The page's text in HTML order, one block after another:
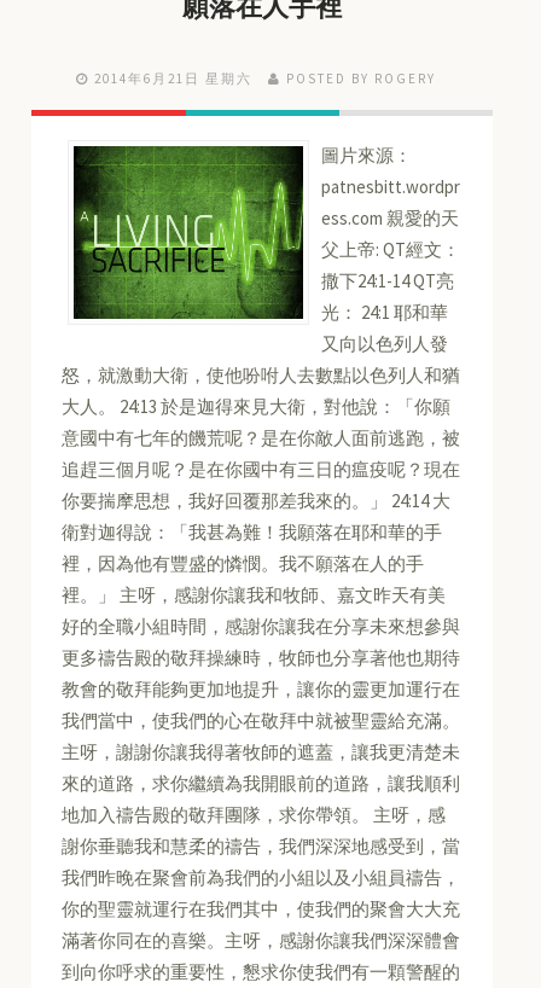
2014年6月21日 星期六 POSTED BY ROGERY
圖片來源：
patnesbitt.wordpr
ess.com 親愛的天
父上帝: QT經文：
撒下24:1-14 QT亮
光： 24:1 耶和華
又向以色列人發
怒，就激動大衛，使他吩咐人去數點以色列人和猶
大人。 24:13 於是迦得來見大衛，對他說：「你願
意國中有七年的饑荒呢？是在你敵人面前逃跑，被
追趕三個月呢？是在你國中有三日的瘟疫呢？現在
你要揣摩思想，我好回覆那差我來的。」 24:14 大
衛對迦得說：「我甚為難！我願落在耶和華的手
裡，因為他有豐盛的憐憫。我不願落在人的手
裡。」 主呀，感謝你讓我和牧師、嘉文昨天有美
好的全職小組時間，感謝你讓我在分享未來想參與
更多禱告殿的敬拜操練時，牧師也分享著他也期待
教會的敬拜能夠更加地提升，讓你的靈更加運行在
我們當中，使我們的心在敬拜中就被聖靈給充滿。
主呀，謝謝你讓我得著牧師的遮蓋，讓我更清楚未
來的道路，求你繼續為我開眼前的道路，讓我順利
地加入禱告殿的敬拜團隊，求你帶領。 主呀，感
謝你垂聽我和慧柔的禱告，我們深深地感受到，當
我們昨晚在聚會前為我們的小組以及小組員禱告，
你的聖靈就運行在我們其中，使我們的聚會大大充
滿著你同在的喜樂。主呀，感謝你讓我們深深體會
到向你呼求的重要性，懇求你使我們有一顆警醒的